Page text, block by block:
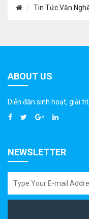
Tin Tức Văn
ABOUT US
Diễn đàn sinh hoạt, giải
NEWSLETTER